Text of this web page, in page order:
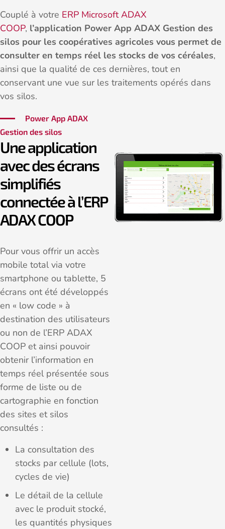
Couplé à votre ERP Microsoft ADAX
COOP, l’application Power App ADAX Gestion des
silos pour les coopératives agricoles vous permet de
consulter en temps réel les stocks de vos céréales,
ainsi que la qualité de ces dernières, tout en
conservant une vue sur les traitements opérés dans
vos silos.
Power App ADAX
Gestion des silos
Une application
avec des écrans
simplifiés
connectée à l’ERP
ADAX COOP
Pour vous offrir un accès
mobile total via votre
smartphone ou tablette, 5
écrans ont été développés
en « low code » à
destination des utilisateurs
ou non de l’ERP ADAX
COOP et ainsi pouvoir
obtenir l’information en
temps réel présentée sous
forme de liste ou de
cartographie en fonction
des sites et silos
consultés :
La consultation des
stocks par cellule (lots,
cycles de vie)
Le détail de la cellule
avec le produit stocké,
les quantités physiques